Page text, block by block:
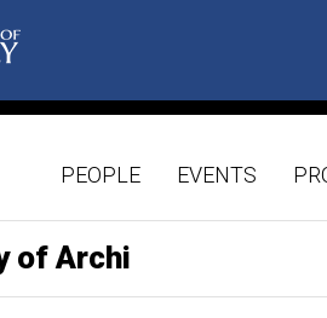
PEOPLE EVENTS
of Archi